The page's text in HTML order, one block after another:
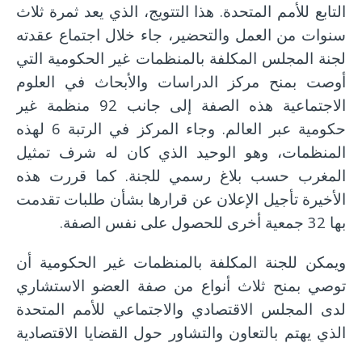
التابع للأمم المتحدة. هذا التتويج، الذي يعد ثمرة ثلاث
سنوات من العمل والتحضير، جاء خلال اجتماع عقدته
لجنة المجلس المكلفة بالمنظمات غير الحكومية التي
أوصت بمنح مركز الدراسات والأبحاث في العلوم
الاجتماعية هذه الصفة إلى جانب 92 منظمة غير
حكومية عبر العالم. وجاء المركز في الرتبة 6 لهذه
المنظمات، وهو الوحيد الذي كان له شرف تمثيل
المغرب حسب بلاغ رسمي للجنة. كما قررت هذه
الأخيرة تأجيل الإعلان عن قرارها بشأن طلبات تقدمت
بها 32 جمعية أخرى للحصول على نفس الصفة.
ويمكن للجنة المكلفة بالمنظمات غير الحكومية أن
توصي بمنح ثلاث أنواع من صفة العضو الاستشاري
لدى المجلس الاقتصادي والاجتماعي للأمم المتحدة
الذي يهتم بالتعاون والتشاور حول القضايا الاقتصادية